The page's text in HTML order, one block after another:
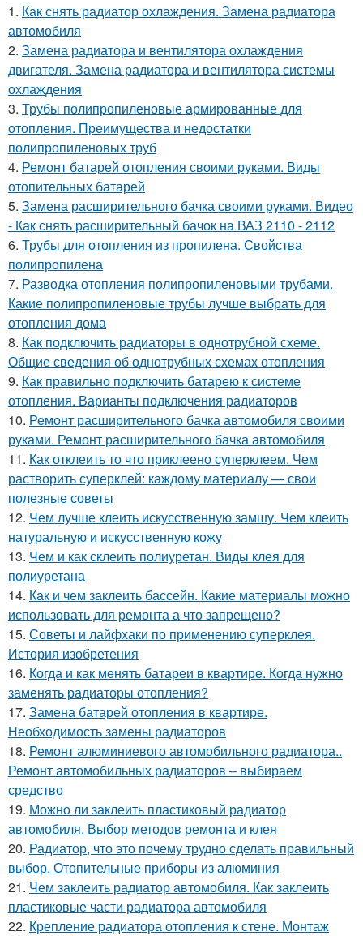
1. Как снять радиатор охлаждения. Замена радиатора
автомобиля
2. Замена радиатора и вентилятора охлаждения
двигателя. Замена радиатора и вентилятора системы
охлаждения
3. Трубы полипропиленовые армированные для
отопления. Преимущества и недостатки
полипропиленовых труб
4. Ремонт батарей отопления своими руками. Виды
отопительных батарей
5. Замена расширительного бачка своими руками. Видео
- Как снять расширительный бачок на ВАЗ 2110 - 2112
6. Трубы для отопления из пропилена. Свойства
полипропилена
7. Разводка отопления полипропиленовыми трубами.
Какие полипропиленовые трубы лучше выбрать для
отопления дома
8. Как подключить радиаторы в однотрубной схеме.
Общие сведения об однотрубных схемах отопления
9. Как правильно подключить батарею к системе
отопления. Варианты подключения радиаторов
10. Ремонт расширительного бачка автомобиля своими
руками. Ремонт расширительного бачка автомобиля
11. Как отклеить то что приклеено суперклеем. Чем
растворить суперклей: каждому материалу — свои
полезные советы
12. Чем лучше клеить искусственную замшу. Чем клеить
натуральную и искусственную кожу
13. Чем и как склеить полиуретан. Виды клея для
полиуретана
14. Как и чем заклеить бассейн. Какие материалы можно
использовать для ремонта а что запрещено?
15. Советы и лайфхаки по применению суперклея.
История изобретения
16. Когда и как менять батареи в квартире. Когда нужно
заменять радиаторы отопления?
17. Замена батарей отопления в квартире.
Необходимость замены радиаторов
18. Ремонт алюминиевого автомобильного радиатора..
Ремонт автомобильных радиаторов – выбираем
средство
19. Можно ли заклеить пластиковый радиатор
автомобиля. Выбор методов ремонта и клея
20. Радиатор, что это почему трудно сделать правильный
выбор. Отопительные приборы из алюминия
21. Чем заклеить радиатор автомобиля. Как заклеить
пластиковые части радиатора автомобиля
22. Крепление радиатора отопления к стене. Монтаж